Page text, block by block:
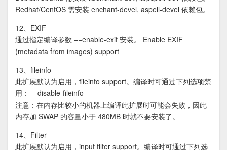
Redhat/CentOS 需安装 enchant-devel, aspell-devel 依赖包。
12、EXIF
通过指定编译参数 −−enable-exif 安装。 Enable EXIF
(metadata from images) support
13、fileinfo
此扩展默认为启用，fileinfo support。编译时可通过下列选项禁
用：−−disable-fileinfo
注意：在内存比较小的机器上编译此扩展时可能会失败，因此
内存加 SWAP 的容量小于 480MB 时就不要安装了。
14、Filter
此扩展默认为启用，input filter support。编译时可通过下列选